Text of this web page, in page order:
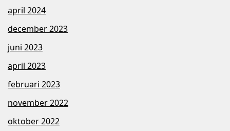
april 2024
december 2023
juni 2023
april 2023
februari 2023
november 2022
oktober 2022